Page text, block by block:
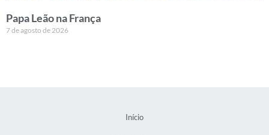
Papa Leão na França
7 de agosto de 2026
Início